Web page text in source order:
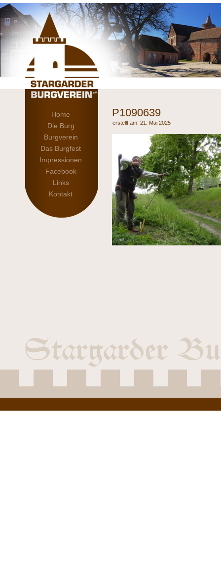
P1090639
21. Mai 2025
Home
Die Burg
Burgverein
Das Burgfest
Impressionen
Facebook
Links
Kontakt